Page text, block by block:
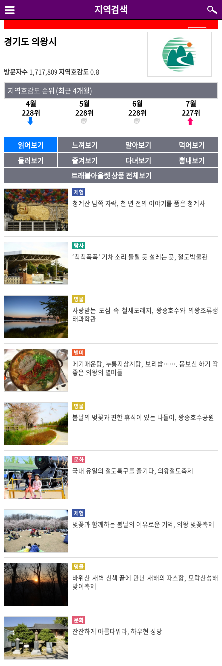
지역검색
경기도 의왕시
방문자수 1,717,809지역호감도 0.8
지역호감도 순위 (최근 4개월)
4월
228위
5월
228위
6월
228위
7월
227위
읽어보기 느껴보기 알아보기
먹어보기
둘러보기
즐겨보기 다녀보기
뽐내보기
트래블아울렛 상품 전체보기
체험
청계산 남쪽 자락, 천 년 전의 이야기를 품은 청계사
탐사
‘칙칙폭폭’ 기차 소리 들릴 듯 설레는 곳, 철도박물관
명물
사랑받는 도심 속 철새도래지, 왕송호수와 의왕조류생
태과학관
별미
메기매운탕, 누룽지삼계탕, 보리밥……. 몸보신 하기 딱
좋은 의왕의 별미들
명물
봄날의 벚꽃과 편한 휴식이 있는 나들이, 왕송호수공원
문화
국내 유일의 철도특구를 즐기다, 의왕철도축제
체험
벚꽃과 함께하는 봄날의 여유로운 기억, 의왕 벚꽃축제
명물
바위산 새벽 산책 끝에 만난 새해의 따스함, 모락산성해
맞이축제
문화
잔잔하게 아름다워라, 하우현 성당